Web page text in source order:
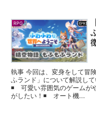
RPG
執事 今回は、変身をして冒
ふランド」について解説し
◾️ 可愛い雰囲気のゲームが
がしたい！◾️ オート機...